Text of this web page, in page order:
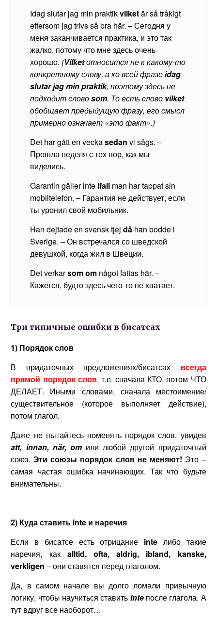
Idag slutar jag min praktikvilketär så tråkigt
eftersom jag trivs så bra här. – Сегодня у
меня заканчивается практика, и это так
жалко, потому что мне здесь очень
хорошо. (Vilketотносится не к какому-то
конкретному слову, а ко всей фразеidag
slutar jag min praktik, поэтому здесь не
подходит словоsom. То есть слово vilket
обобщает предыдущую фразу, его смысл
примерно означает «это факт».)
Det har gått en veckasedan vi sågs. –
Прошла неделя с тех пор, как мы
виделись.
Garantin gäller inte ifall man har tappat sin
mobiltelefon. – Гарантия не действует, если
ты уронил свой мобильник.
Han dejtade en svensk tjejdå han bodde i
Sverige. – Он встречался со шведской
девушкой, когда жил в Швеции.
Det verkarsomom något fattas här. –
Кажется, будто здесь чего-то не хватает.
Три типичные ошибки в бисатсах
1) Порядок слов
В придаточных предложениях/бисатсах всегда
прямой порядок слов, т.е. сначала КТО, потом ЧТО
ДЕЛАЕТ. Иными словами, сначала местоимение/
существительное (которое выполняет действие),
потом глагол.
Даже не пытайтесь поменять порядок слов, увидев
att, innan, när, omили любой другой придаточный
союз. Эти союзы порядок слов не меняют! Это –
самая частая ошибка начинающих. Так что будьте
внимательны.
2) Куда ставить inte и наречия
Если в бисатсе есть отрицание inte либо такие
наречия, как alltid, ofta, aldrig, ibland, kanske,
verkligen– они ставятся перед глаголом.
Да, в самом начале вы долго ломали привычную
логику, чтобы научиться ставить inteпосле глагола. А
тут вдруг все наоборот…